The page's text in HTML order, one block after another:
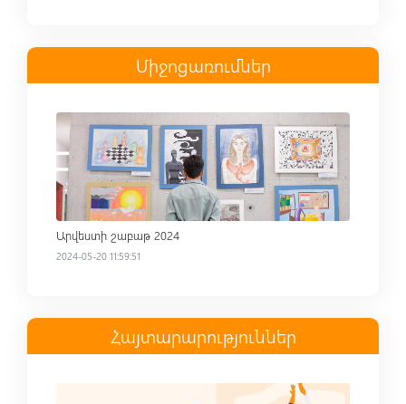
Միջոցառումներ
Read more
Արվեստի շաբաթ 2024
2024-05-20 11:59:51
Հայտարարություններ